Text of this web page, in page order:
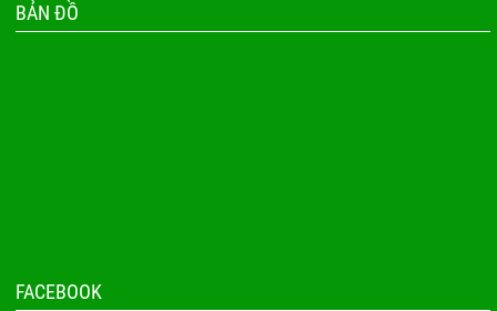
BẢN ĐỒ
FACEBOOK